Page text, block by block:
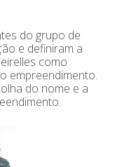
do grupo de
e definiram a
como
empreendimento.
do nome e a